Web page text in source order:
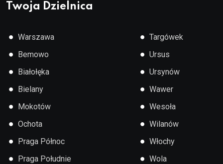
Twoja Dzielnica
● Warszawa
● Bemowo
● Białołęka
● Bielany
● Mokotów
● Ochota
● Praga Północ
● Praga Południe
● Targówek
● Ursus
● Ursynów
● Wawer
● Wesoła
● Wilanów
● Włochy
● Wola